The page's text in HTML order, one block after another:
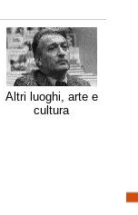
Altri luoghi, arte e
cultura